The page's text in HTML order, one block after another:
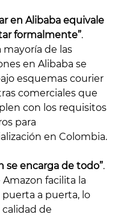
en Alibaba equivale
formalmente”.
mayoría de las
en Alibaba se
esquemas courier
comerciales que
con los requisitos
para
en Colombia.
se encarga de todo”.
facilita la
a puerta, lo
calidad de